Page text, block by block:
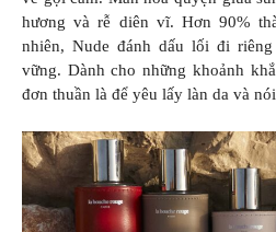
hương và rễ diên vĩ. Hơn 90%
nhiên, Nude đánh dấu lối đi
vững. Dành cho những khoảnh
đơn thuần là để yêu lấy làn da và